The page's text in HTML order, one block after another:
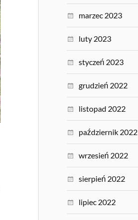
marzec 2023
luty 2023
styczeń 2023
grudzień 2022
listopad 2022
październik 2022
wrzesień 2022
sierpień 2022
lipiec 2022